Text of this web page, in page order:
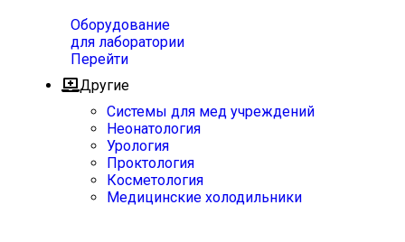
Оборудование
для лаборатории
Перейти
Другие
Системы для мед учреждений
Неонатология
Урология
Проктология
Косметология
Медицинские холодильники